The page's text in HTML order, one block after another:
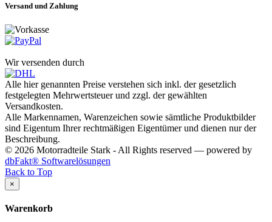
Versand und Zahlung
Wir versenden durch
Alle hier genannten Preise verstehen sich inkl. der gesetzlich
festgelegten Mehrwertsteuer und zzgl. der gewählten
Versandkosten.
Alle Markennamen, Warenzeichen sowie sämtliche Produktbilder
sind Eigentum Ihrer rechtmäßigen Eigentümer und dienen nur der
Beschreibung.
© 2026 Motorradteile Stark - All Rights reserved — powered by
dbFakt® Softwarelösungen
Back to Top
×
Warenkorb